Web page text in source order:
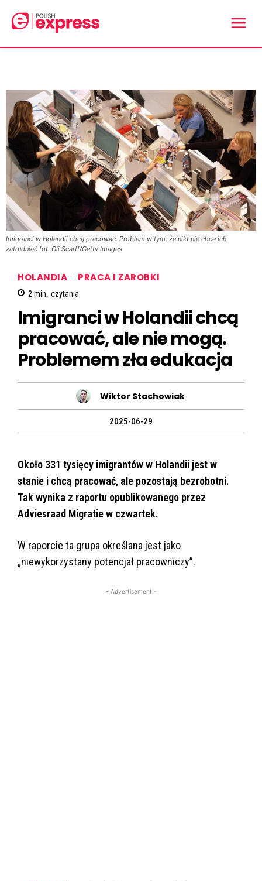
Imigranci w Holandii chcą pracować. Problem w tym, że nikt nie chce ich
zatrudniać fot. Oli Scarff/Getty Images
HOLANDIA PRACA I ZAROBKI
2 min. czytania
Imigranci w Holandii chcą
pracować, ale nie mogą.
Problemem zła edukacja
Wiktor Stachowiak
2025-06-29
Około 331 tysięcy imigrantów w Holandii jest w
stanie i chcą pracować, ale pozostają bezrobotni.
Tak wynika z raportu opublikowanego przez
Adviesraad Migratie w czwartek.
W raporcie ta grupa określana jest jako
„niewykorzystany potencjał pracowniczy”.
- Advertisement -